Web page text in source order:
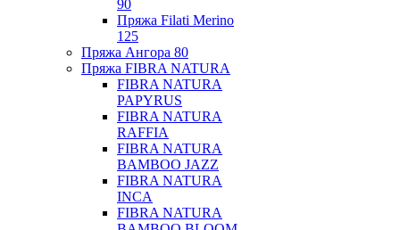
90
Пряжа Filati Merino
125
Пряжа Ангора 80
Пряжа FIBRA NATURA
FIBRA NATURA
PAPYRUS
FIBRA NATURA
RAFFIA
FIBRA NATURA
BAMBOO JAZZ
FIBRA NATURA
INCA
FIBRA NATURA